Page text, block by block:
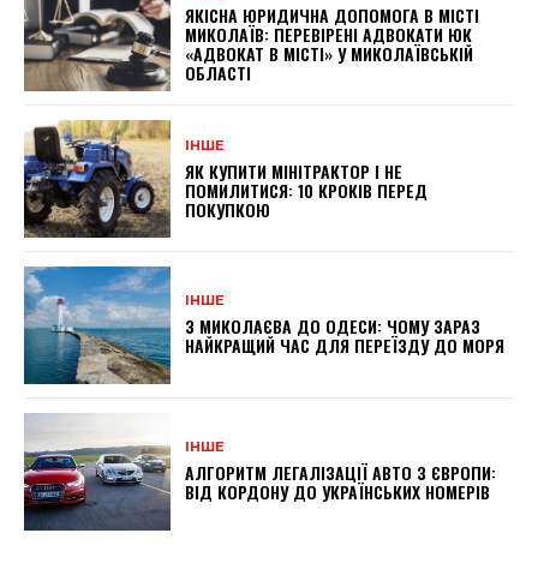
ЯКІСНА ЮРИДИЧНА ДОПОМОГА В МІСТІ
МИКОЛАЇВ: ПЕРЕВІРЕНІ АДВОКАТИ ЮК
«АДВОКАТ В МІСТІ» У МИКОЛАЇВСЬКІЙ
ОБЛАСТІ
ІНШЕ
ЯК КУПИТИ МІНІТРАКТОР І НЕ
ПОМИЛИТИСЯ: 10 КРОКІВ ПЕРЕД
ПОКУПКОЮ
ІНШЕ
З МИКОЛАЄВА ДО ОДЕСИ: ЧОМУ ЗАРАЗ
НАЙКРАЩИЙ ЧАС ДЛЯ ПЕРЕЇЗДУ ДО МОРЯ
ІНШЕ
АЛГОРИТМ ЛЕГАЛІЗАЦІЇ АВТО З ЄВРОПИ:
ВІД КОРДОНУ ДО УКРАЇНСЬКИХ НОМЕРІВ